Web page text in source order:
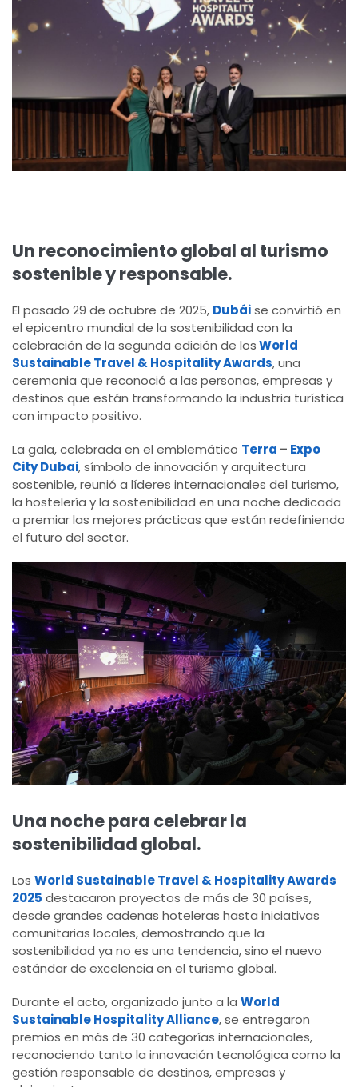
Un reconocimiento global al turismo
sostenible y responsable.
El pasado 29 de octubre de 2025, Dubáise convirtió en
el epicentro mundial de la sostenibilidad con la
celebración de la segunda edición de losWorld
Sustainable Travel & Hospitality Awards, una
ceremonia que reconoció a las personas, empresas y
destinos que están transformando la industria turística
con impacto positivo.
La gala, celebrada en el emblemático Terra – Expo
City Dubai, símbolo de innovación y arquitectura
sostenible, reunió a líderes internacionales del turismo,
la hostelería y la sostenibilidad en una noche dedicada
a premiar las mejores prácticas que están redefiniendo
el futuro del sector.
Una noche para celebrar la
sostenibilidad global.
Los World Sustainable Travel & Hospitality Awards
2025 destacaron proyectos de más de 30 países,
desde grandes cadenas hoteleras hasta iniciativas
comunitarias locales, demostrando que la
sostenibilidad ya no es una tendencia, sino el nuevo
estándar de excelencia en el turismo global.
Durante el acto, organizado junto a la World
Sustainable Hospitality Alliance, se entregaron
premios en más de 30 categorías internacionales,
reconociendo tanto la innovación tecnológica como la
gestión responsable de destinos, empresas y